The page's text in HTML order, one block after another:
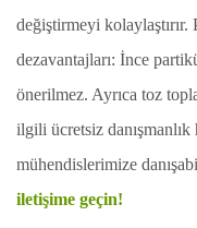
değiştirmeyi kolaylaştırır.
dezavantajları: İnce
önerilmez. Ayrıca toz
ilgili ücretsiz
mühendislerimize
iletişime geçin!